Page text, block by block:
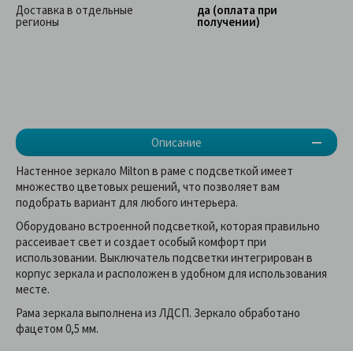
Описание
Доставка в отдельные
регионы
да (оплата при
получении)
Настенное зеркало Milton в раме с подсветкой имеет
множество цветовых решений, что позволяет вам
подобрать вариант для любого интерьера.
Оборудовано встроенной подсветкой, которая правильно
рассеивает свет и создает особый комфорт при
использовании. Выключатель подсветки интегрирован в
корпус зеркала и расположен в удобном для использования
месте.
Рама зеркала выполнена из ЛДСП. Зеркало обработано
фацетом 0,5 мм.